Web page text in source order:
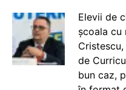
Elevii de
școala cu
de
bun caz,